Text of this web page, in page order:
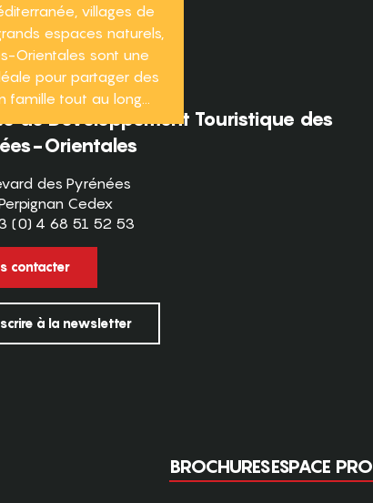
villages de
espaces naturels,
Orientales sont une
pour partager des
famille tout au long...
de Développement Touristique des
Orientales
des Pyrénées
Cedex
(0) 4 68 51 52 53
contacter
à la newsletter
BROCHURESESPACE PRO